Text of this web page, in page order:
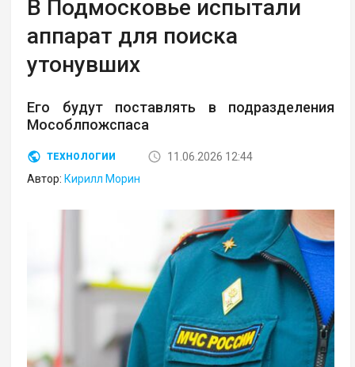
В Подмосковье испытали
аппарат для поиска
утонувших
Его будут поставлять в подразделения
Мособлпожспаса
ТЕХНОЛОГИИ
11.06.2026 12:44
Автор: Кирилл Морин